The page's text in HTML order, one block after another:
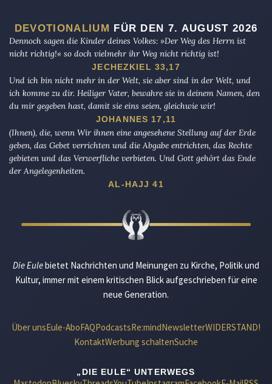
DEVOTIONALIUM FÜR DEN 7. AUGUST 2026
Dennoch sagen die Kinder deines Volkes: »Der Weg des Herrn ist
nicht richtig!« so doch vielmehr ihr Weg nicht richtig ist!
JECHEZKIEL 33,17
Und ich bin nicht mehr in der Welt, sie aber sind in der Welt, und
ich komme zu dir. Heiliger Vater, bewahre sie in deinem Namen, den
du mir gegeben hast, damit sie eins seien, gleichwie wir!
JOHANNES 17,11
(Ihnen), die, wenn Wir ihnen eine angesehene Stellung auf der Erde
geben, das Gebet verrichten und die Abgabe entrichten, das Rechte
gebieten und das Verwerfliche verbieten. Und Gott gehört das Ende
der Angelegenheiten.
AL-HAJJ 41
Die Eulebietet Nachrichten und Meinungen zu Kirche, Politik und
Kultur, immer mit einem kritischen Blick aufgeschrieben für eine
neue Generation.
Über unsEule-AboFAQPodcastsRe:mindNewsletterWIDERSTAND!
KontaktWerbung schaltenSuche
„DIE EULE“ UNTERWEGS